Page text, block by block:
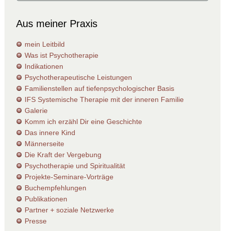
Aus meiner Praxis
mein Leitbild
Was ist Psychotherapie
Indikationen
Psychotherapeutische Leistungen
Familienstellen auf tiefenpsychologischer Basis
IFS Systemische Therapie mit der inneren Familie
Galerie
Komm ich erzähl Dir eine Geschichte
Das innere Kind
Männerseite
Die Kraft der Vergebung
Psychotherapie und Spiritualität
Projekte-Seminare-Vorträge
Buchempfehlungen
Publikationen
Partner + soziale Netzwerke
Presse